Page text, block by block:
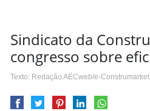
Sindicato da
congresso sobre
Texto: Redação AECweb/e-Construmarket